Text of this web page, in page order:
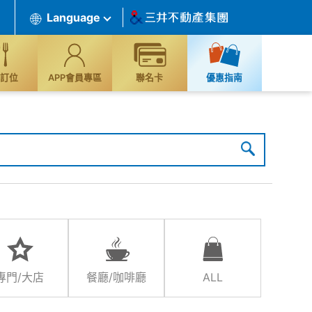
Language
位 APP會員專區 聯名卡 優惠指南
門/大店 餐廳/咖啡廳 ALL